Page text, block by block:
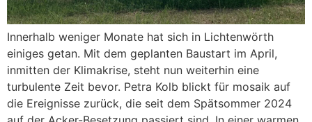
Innerhalb weniger Monate hat sich in Lichtenwörth
einiges getan. Mit dem geplanten Baustart im April,
inmitten der Klimakrise, steht nun weiterhin eine
turbulente Zeit bevor. Petra Kolb blickt für mosaik auf
die Ereignisse zurück, die seit dem Spätsommer 2024